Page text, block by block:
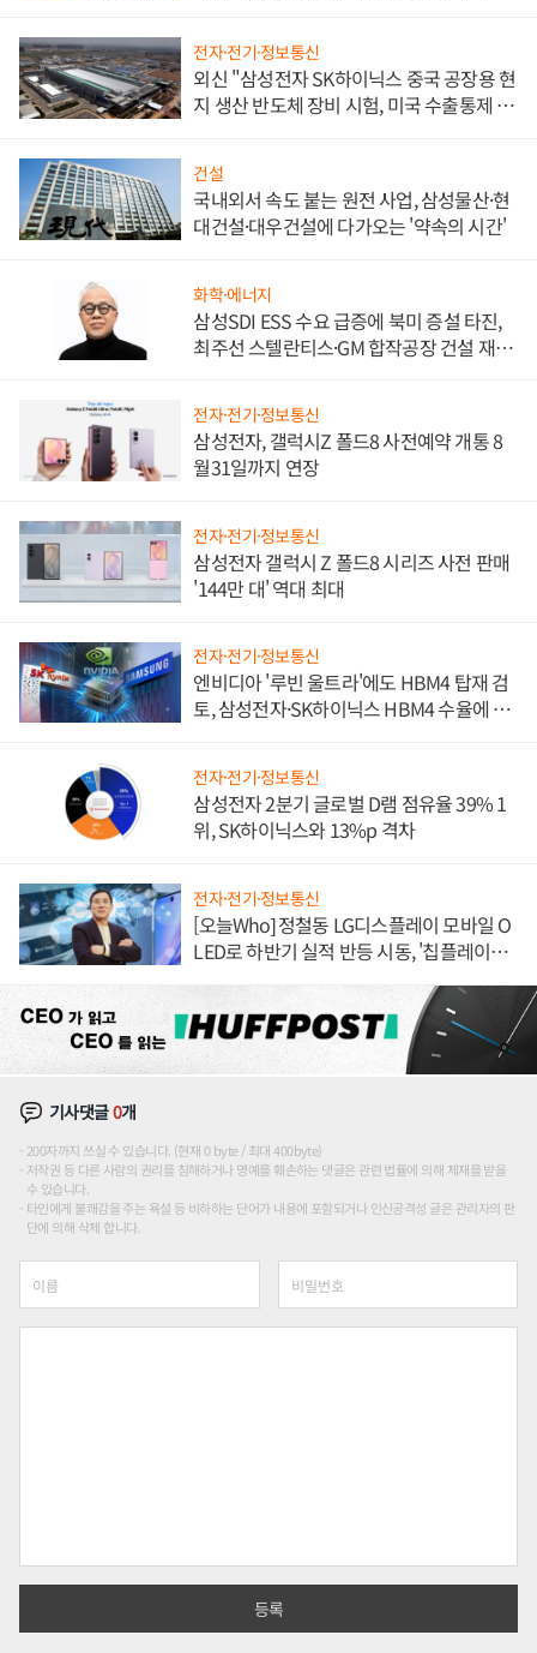
전자·전기·정보통신
외신 "삼성전자 SK하이닉스 중국 공장용 현
지 생산 반도체 장비 시험, 미국 수출통제 대
건설
국내외서 속도 붙는 원전 사업, 삼성물산·현
대건설·대우건설에 다가오는 '약속의 시간'
화학·에너지
삼성SDI ESS 수요 급증에 북미 증설 타진,
최주선 스텔란티스·GM 합작공장 건설 재추
전자·전기·정보통신
삼성전자, 갤럭시Z 폴드8 사전예약 개통 8
월31일까지 연장
전자·전기·정보통신
삼성전자 갤럭시 Z 폴드8 시리즈 사전 판매
'144만 대' 역대 최대
전자·전기·정보통신
엔비디아 '루빈 울트라'에도 HBM4 탑재 검
토, 삼성전자·SK하이닉스 HBM4 수율에 주
전자·전기·정보통신
삼성전자 2분기 글로벌 D램 점유율 39% 1
위, SK하이닉스와 13%p 격차
전자·전기·정보통신
[오늘Who] 정철동 LG디스플레이 모바일 O
LED로 하반기 실적 반등 시동, '칩플레이
기사댓글0개
200자까지 쓰실 수 있습니다. (현재 0 byte / 최대 400byte)
저작권 등 다른 사람의 권리를 침해하거나 명예를 훼손하는 댓글은 관련 법률에 의해 제재를 받을
수 있습니다.
타인에게 불쾌감을 주는 욕설 등 비하하는 단어가 내용에 포함되거나 인신공격성 글은 관리자의 판
단에 의해 삭제 합니다.